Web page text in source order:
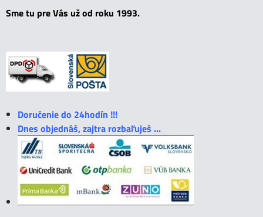
Sme tu pre Vás už od roku 1993.
Doručenie do 24hodín !!!
Dnes objednáš, zajtra rozbaľuješ ...